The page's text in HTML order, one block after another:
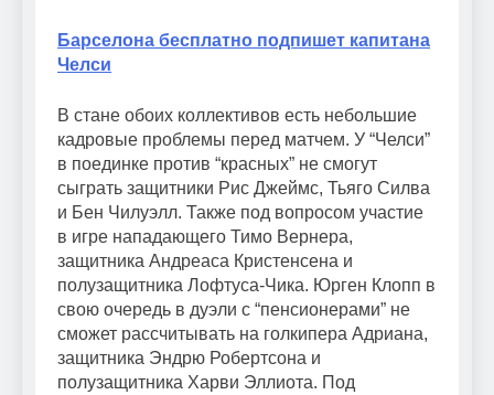
Барселона бесплатно подпишет капитана
Челси
В стане обоих коллективов есть небольшие
кадровые проблемы перед матчем. У “Челси”
в поединке против “красных” не смогут
сыграть защитники Рис Джеймс, Тьяго Силва
и Бен Чилуэлл. Также под вопросом участие
в игре нападающего Тимо Вернера,
защитника Андреаса Кристенсена и
полузащитника Лофтуса-Чика. Юрген Клопп в
свою очередь в дуэли с “пенсионерами” не
сможет рассчитывать на голкипера Адриана,
защитника Эндрю Робертсона и
полузащитника Харви Эллиота. Под